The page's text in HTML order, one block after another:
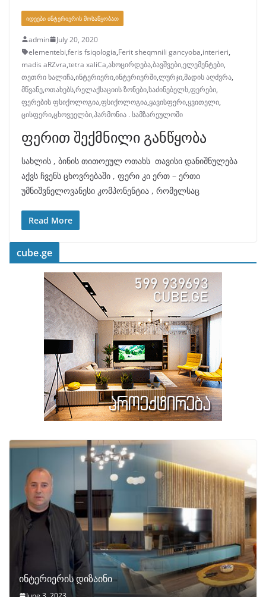
ᲘᲓᲔᲔᲑᲘ ᲘᲜᲢᲔᲠᲘᲔᲠᲘᲡ ᲛᲝᲡᲐᲬᲧᲝᲑᲐᲗ
admin
July 20, 2020
elementebi,feris fsiqologia,Ferit sheqmnili gancyoba,interieri,
madis aRZvra,tetra xaliCa,ასოცირდება,ბავშვები,ელემენტები,
თეთრი ხალიჩა,ინტერიერი,ინტერიერში,ლურჯი,მადის აღძვრა,
მწვანე,ოთახებს,რელაქსაციის ზონები,საძინებელს,ფერები,
ფერების ფსიქოლოგია,ფსიქოლოგია,ყავისფერი,ყვითელი,
ცისფერი,ცხოვეელბი,ჰარმონია . სამზარეულოში
ფერით შექმნილი განწყობა
სახლის , ბინის თითოეულ ოთახს თავისი დანიშნულება
აქვს ჩვენს ცხოვრებაში , ფერი კი ერთ – ერთი
უმნიშვნელოვანესი კომპონენტია , რომელსაც
Read More
cube.ge
ინტერიერის დიზაინი